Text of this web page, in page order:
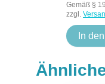
Gemäß §
zzgl.
In